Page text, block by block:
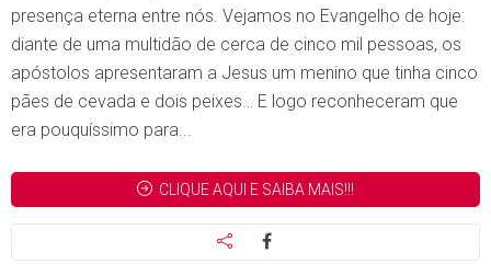
presença eterna entre nós. Vejamos no Evangelho de hoje:
diante de uma multidão de cerca de cinco mil pessoas, os
apóstolos apresentaram a Jesus um menino que tinha cinco
pães de cevada e dois peixes… E logo reconheceram que
era pouquíssimo para...
CLIQUE AQUI E SAIBA MAIS!!!